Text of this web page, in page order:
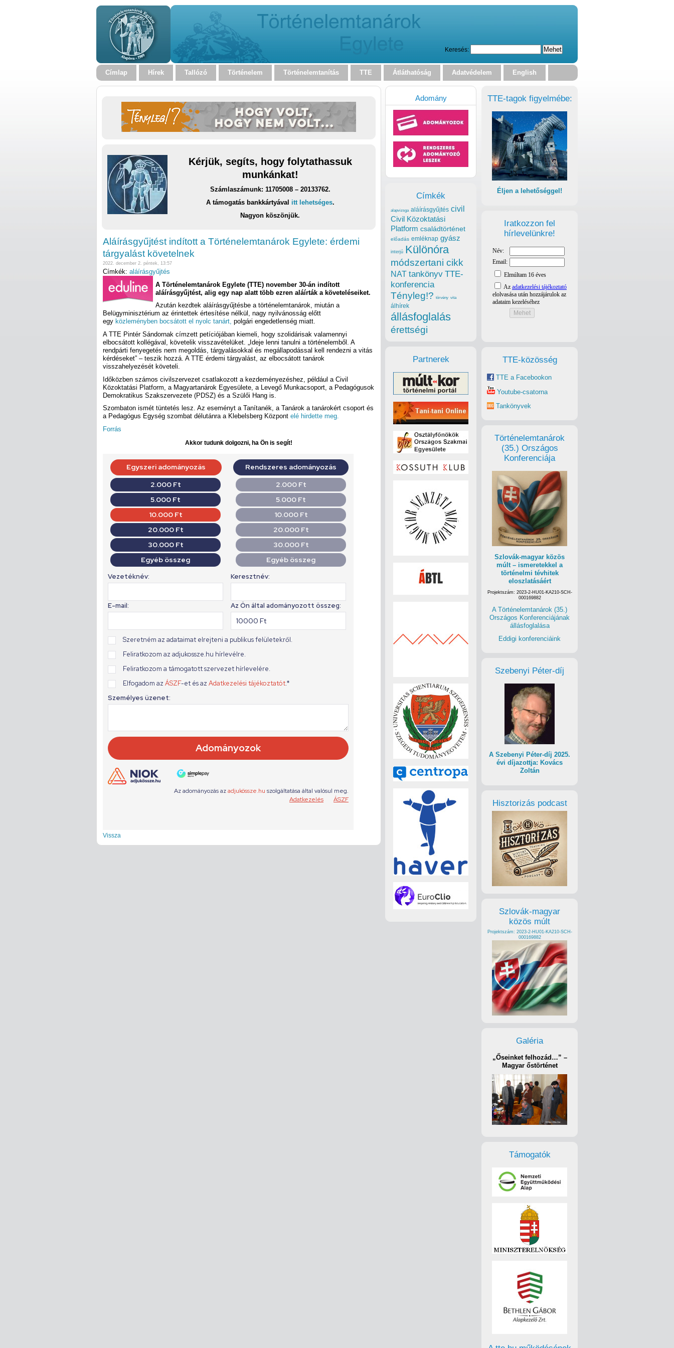
Keresés:
Címlap Hírek Tallózó Történelem Történelemtanítás TTE Átláthatóság Adatvédelem English
Kérjük, segíts, hogy folytathassuk
munkánkat!
Számlaszámunk: 11705008 – 20133762.
A támogatás bankkártyával itt lehetséges.
Nagyon köszönjük.
Aláírásgyűjtést indított a Történelemtanárok Egylete: érdemi
tárgyalást követelnek
2022. december 2. péntek, 13:57
Címkék: aláírásgyűjtés
A Történelemtanárok Egylete (TTE) november 30-án indított
aláírásgyűjtést, alig egy nap alatt több ezren aláírták a követeléseiket.
Azután kezdtek aláírásgyűjtésbe a történelemtanárok, miután a
Belügyminisztérium az érintettek értesítése nélkül, nagy nyilvánosság előtt
egy közleményben bocsátott el nyolc tanárt, polgári engedetlenség miatt.
A TTE Pintér Sándornak címzett petíciójában kiemeli, hogy szolidárisak valamennyi
elbocsátott kollégával, követelik visszavételüket. „Ideje lenni tanulni a történelemből. A
rendpárti fenyegetés nem megoldás, tárgyalásokkal és megállapodással kell rendezni a vitás
kérdéseket” – teszik hozzá. A TTE érdemi tárgyalást, az elbocsátott tanárok
visszahelyezését követeli.
Időközben számos civilszervezet csatlakozott a kezdeményezéshez, például a Civil
Közoktatási Platform, a Magyartanárok Egyesülete, a Levegő Munkacsoport, a Pedagógusok
Demokratikus Szakszervezete (PDSZ) és a Szülői Hang is.
Szombaton ismét tüntetés lesz. Az eseményt a Tanítanék, a Tanárok a tanárokért csoport és
a Pedagógus Egység szombat délutánra a Klebelsberg Központ elé hirdette meg.
Forrás
Akkor tudunk dolgozni, ha Ön is segít!
Vissza
TTE-tagok figyelmébe:
Éljen a lehetőséggel!
Iratkozzon fel
hírlevelünkre!
TTE-közösség
TTE a Facebookon
Youtube-csatorna
Tankönyvek
Történelemtanárok
(35.) Országos
Konferenciája
Szlovák-magyar közös
múlt – ismeretekkel a
történelmi tévhitek
eloszlatásáért
Projektszám: 2023-2-HU01-KA210-SCH-
000169882
A Történelemtanárok (35.)
Országos Konferenciájának
állásfoglalása
Eddigi konferenciáink
Szebenyi Péter-díj
A Szebenyi Péter-díj 2025.
évi díjazottja: Kovács
Zoltán
Hisztorizás podcast
Szlovák-magyar
közös múlt
Projektszám: 2023-2-HU01-KA210-SCH-
000169882
Galéria
„Őseinket felhozád…” –
Magyar őstörténet
Támogatók
Adomány
Címkék
alapvizsga aláírásgyűjtés civil
Civil Közoktatási
Platform családtörténet
előadás emléknap gyász
interjú Különóra
módszertani cikk
NAT tankönyv TTE-
konferencia
Tényleg!? törvény vita
álhírek
állásfoglalás
érettségi
Partnerek